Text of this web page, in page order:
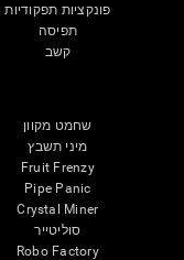
פונקציות תפקודיות
תפיסה
קשב
שחמט מקוון
מיני תשבץ
Fruit Frenzy
Pipe Panic
Crystal Miner
סוליטייר
Robo Factory